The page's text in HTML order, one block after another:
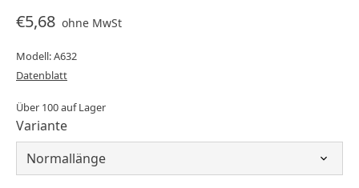
€5,68 ohne MwSt
Modell: A632
Datenblatt
Über 100 auf Lager
Variante